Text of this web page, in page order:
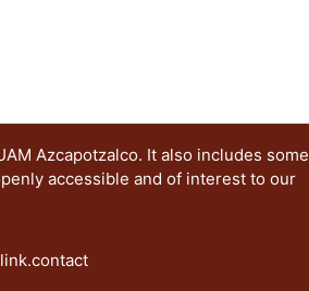
Azcapotzalco. It also includes some
accessible and of interest to our